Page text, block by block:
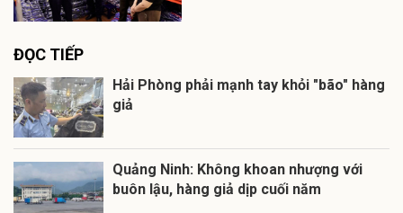
ĐỌC TIẾP
Hải Phòng phải mạnh tay khỏi "bão" hàng
giả
Quảng Ninh: Không khoan nhượng với
buôn lậu, hàng giả dịp cuối năm